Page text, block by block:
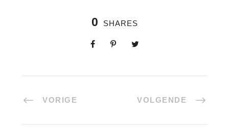
0 SHARES
VORIGE VOLGENDE